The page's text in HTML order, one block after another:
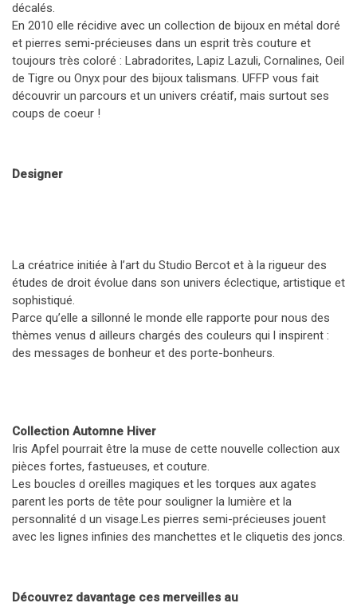
décalés.
En 2010 elle récidive avec un collection de bijoux en métal doré
et pierres semi-précieuses dans un esprit très couture et
toujours très coloré : Labradorites, Lapiz Lazuli, Cornalines, Oeil
de Tigre ou Onyx pour des bijoux talismans. UFFP vous fait
découvrir un parcours et un univers créatif, mais surtout ses
coups de coeur !
Designer
La créatrice initiée à l’art du Studio Bercot et à la rigueur des
études de droit évolue dans son univers éclectique, artistique et
sophistiqué.
Parce qu’elle a sillonné le monde elle rapporte pour nous des
thèmes venus d ailleurs chargés des couleurs qui l inspirent :
des messages de bonheur et des porte-bonheurs.
Collection Automne Hiver
Iris Apfel pourrait être la muse de cette nouvelle collection aux
pièces fortes, fastueuses, et couture.
Les boucles d oreilles magiques et les torques aux agates
parent les ports de tête pour souligner la lumière et la
personnalité d un visage.Les pierres semi-précieuses jouent
avec les lignes infinies des manchettes et le cliquetis des joncs.
Découvrez davantage ces merveilles au